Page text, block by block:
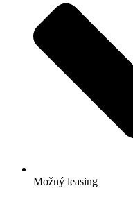
Možný leasing